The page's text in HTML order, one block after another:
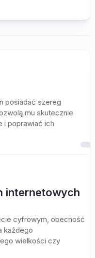
posiadać szereg
mu skutecznie
i poprawiać ich
internetowych
cyfrowym, obecność
każdego
wielkości czy